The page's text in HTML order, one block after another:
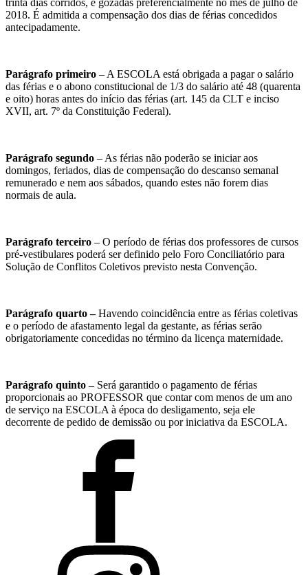
2018. É admitida a compensação dos dias de férias concedidos
antecipadamente.
Parágrafo primeiro – A ESCOLA está obrigada a pagar o salário
das férias e o abono constitucional de 1/3 do salário até 48 (quarenta
e oito) horas antes do início das férias (art. 145 da CLT e inciso
XVII, art. 7º da Constituição Federal).
Parágrafo segundo – As férias não poderão se iniciar aos
domingos, feriados, dias de compensação do descanso semanal
remunerado e nem aos sábados, quando estes não forem dias
normais de aula.
Parágrafo terceiro – O período de férias dos professores de cursos
pré-vestibulares poderá ser definido pelo Foro Conciliatório para
Solução de Conflitos Coletivos previsto nesta Convenção.
Parágrafo quarto –Havendo coincidência entre as férias coletivas
e o período de afastamento legal da gestante, as férias serão
obrigatoriamente concedidas no término da licença maternidade.
Parágrafo quinto – Será garantido o pagamento de férias
proporcionais ao PROFESSOR que contar com menos de um ano
de serviço na ESCOLA à época do desligamento, seja ele
decorrente de pedido de demissão ou por iniciativa da ESCOLA.